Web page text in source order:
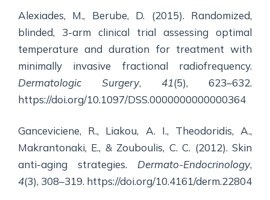
Alexiades, M., Berube, D. (2015). Randomized,
blinded, 3-arm clinical trial assessing optimal
temperature and duration for treatment with
minimally invasive fractional radiofrequency.
Dermatologic Surgery, 41(5), 623–632.
https://doi.org/10.1097/DSS.0000000000000364
Ganceviciene, R., Liakou, A. I., Theodoridis, A.,
Makrantonaki, E., & Zouboulis, C. C. (2012). Skin
anti-aging strategies. Dermato-Endocrinology,
4(3), 308–319. https://doi.org/10.4161/derm.22804